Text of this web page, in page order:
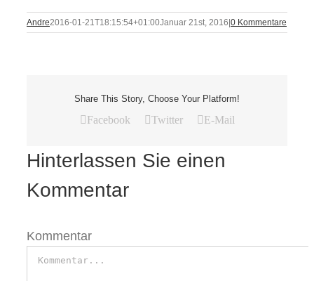
Andre2016-01-21T18:15:54+01:00Januar 21st, 2016 0 Kommentare
Share This Story, Choose Your Platform!
Facebook Twitter E-Mail
Hinterlassen Sie einen
Kommentar
Kommentar